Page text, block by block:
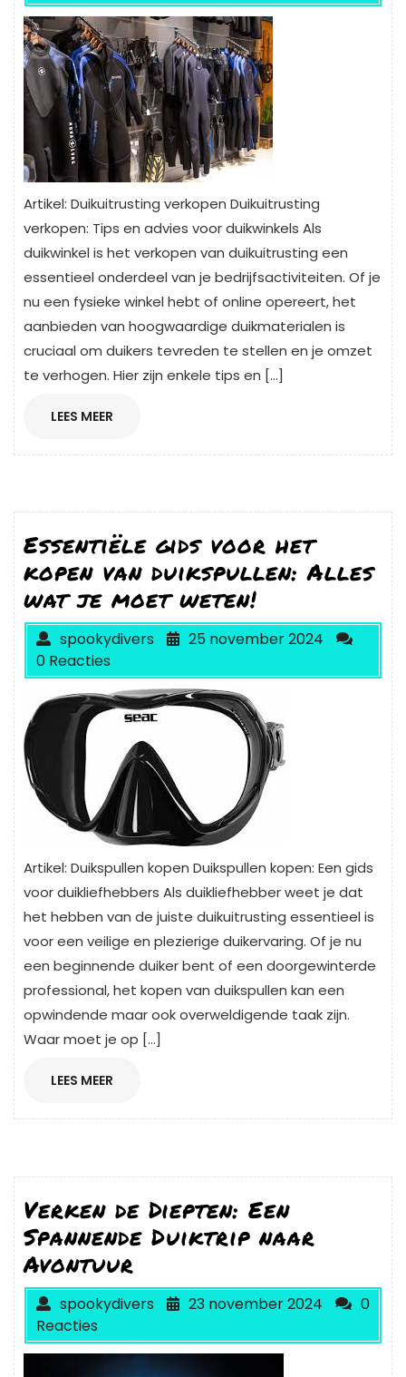
Artikel: Duikuitrusting verkopen Duikuitrusting
verkopen: Tips en advies voor duikwinkels Als
duikwinkel is het verkopen van duikuitrusting een
essentieel onderdeel van je bedrijfsactiviteiten. Of je
nu een fysieke winkel hebt of online opereert, het
aanbieden van hoogwaardige duikmaterialen is
cruciaal om duikers tevreden te stellen en je omzet
te verhogen. Hier zijn enkele tips en […]
LEES MEER
Essentiële gids voor het
kopen van duikspullen: Alles
wat je moet weten!
spookydivers
25 november 2024
0 Reacties
Artikel: Duikspullen kopen Duikspullen kopen: Een gids
voor duikliefhebbers Als duikliefhebber weet je dat
het hebben van de juiste duikuitrusting essentieel is
voor een veilige en plezierige duikervaring. Of je nu
een beginnende duiker bent of een doorgewinterde
professional, het kopen van duikspullen kan een
opwindende maar ook overweldigende taak zijn.
Waar moet je op […]
LEES MEER
Verken de Diepten: Een
Spannende Duiktrip naar
Avontuur
spookydivers 23 november 2024
0
Reacties